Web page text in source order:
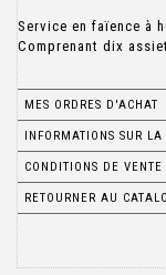
Service en faïence à
Comprenant dix
MES ORDRES D'ACHAT
INFORMATIONS SUR LA
CONDITIONS DE VENTE
RETOURNER AU